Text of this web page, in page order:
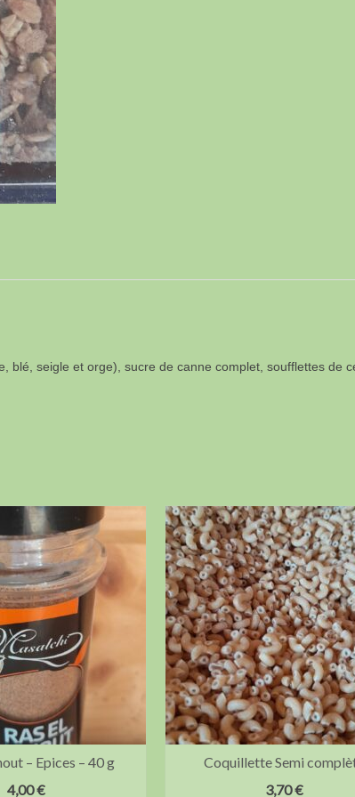
blé, seigle et orge), sucre de canne complet, soufflettes de
– Epices – 40 g
4,00€
Coquillette Semi
3,70€